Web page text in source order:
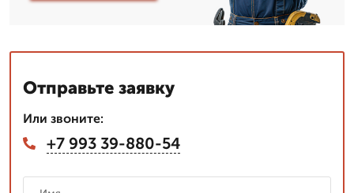
Отправьте заявку
Или звоните:
+7 993 39-880-54